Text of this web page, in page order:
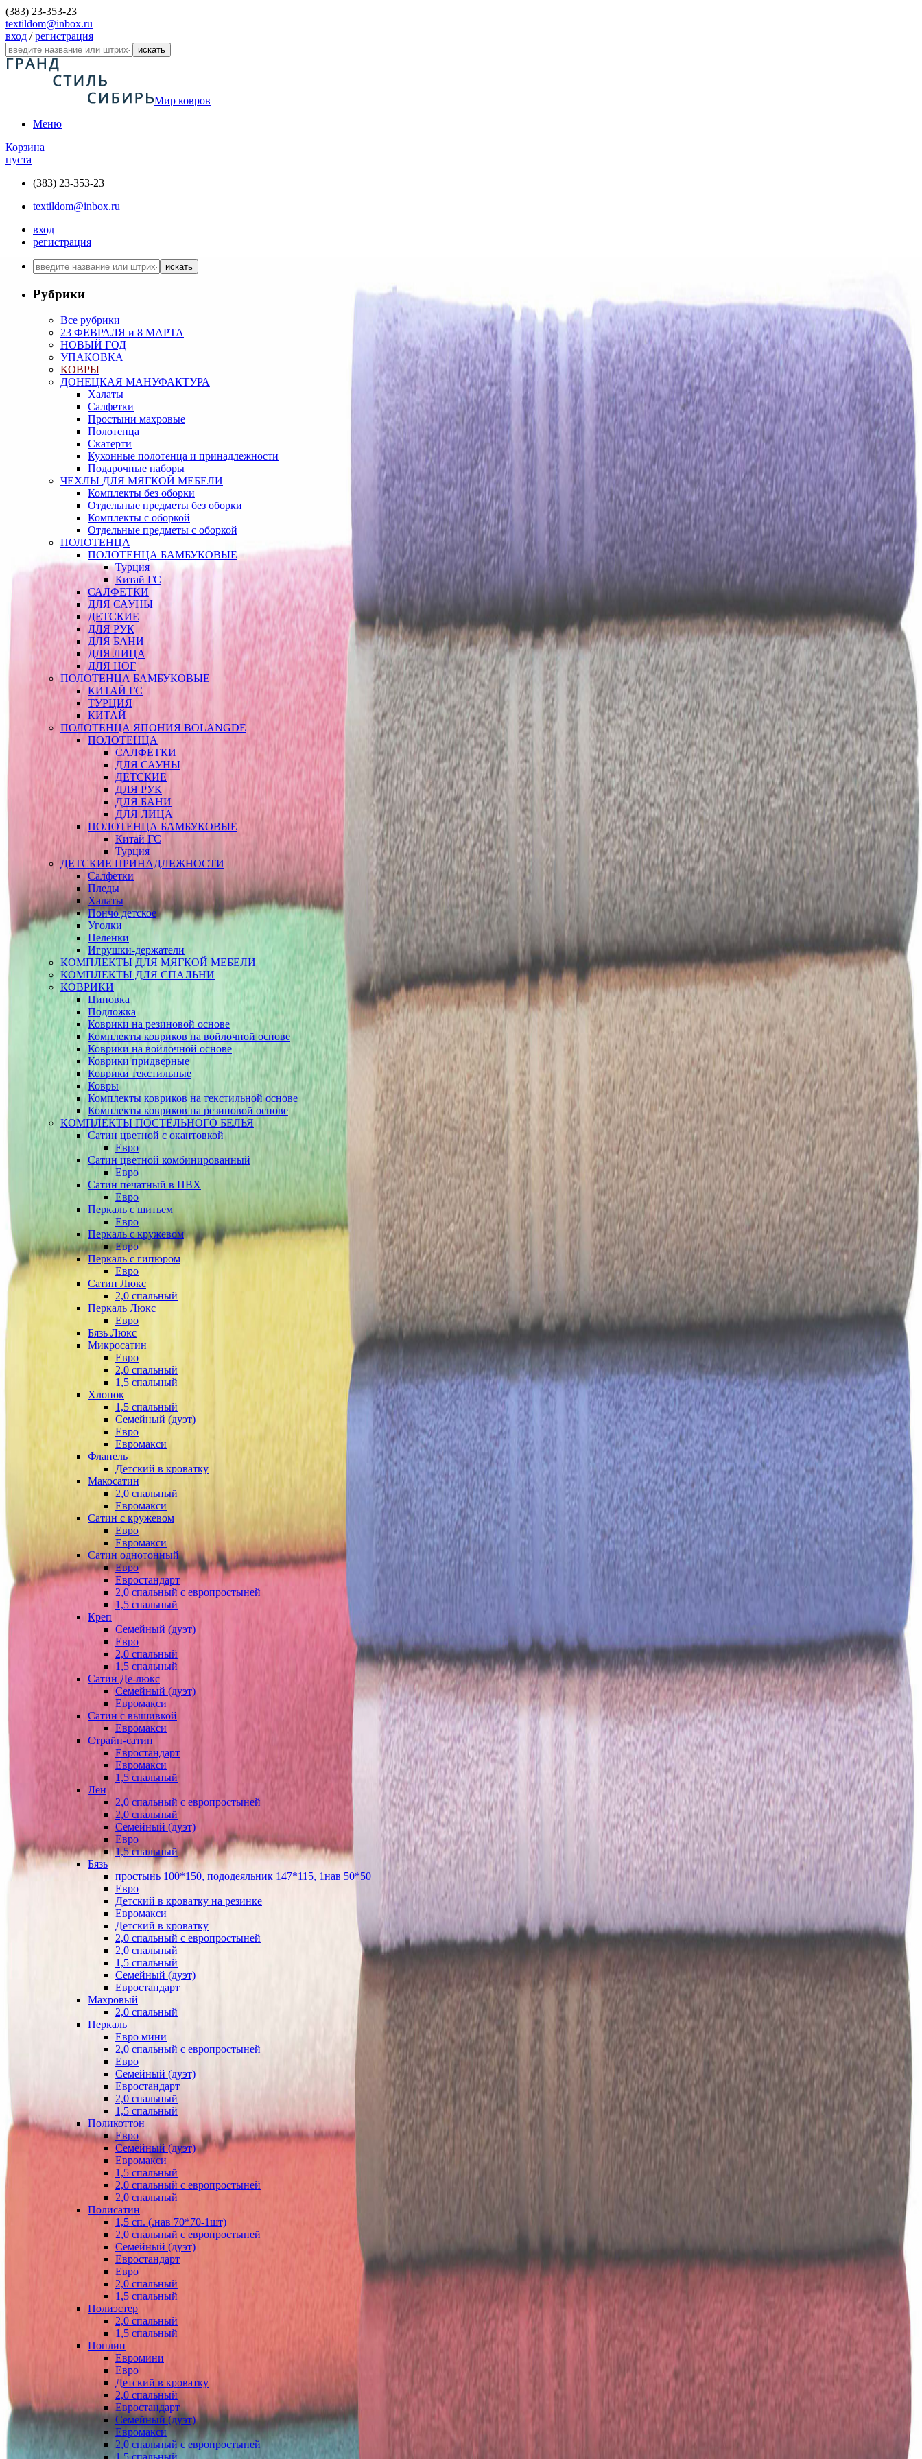
(383) 23-353-23
textildom@inbox.ru
вход /регистрация
искать
Мир ковров
Меню
Корзина
пуста
(383) 23-353-23
textildom@inbox.ru
вход
регистрация
искать
Рубрики
Все рубрики
23 ФЕВРАЛЯ и 8 МАРТА
НОВЫЙ ГОД
УПАКОВКА
КОВРЫ
ДОНЕЦКАЯ МАНУФАКТУРА
Халаты
Салфетки
Простыни махровые
Полотенца
Скатерти
Кухонные полотенца и принадлежности
Подарочные наборы
ЧЕХЛЫ ДЛЯ МЯГКОЙ МЕБЕЛИ
Комплекты без оборки
Отдельные предметы без оборки
Комплекты с оборкой
Отдельные предметы с оборкой
ПОЛОТЕНЦА
ПОЛОТЕНЦА БАМБУКОВЫЕ
Турция
Китай ГС
САЛФЕТКИ
ДЛЯ САУНЫ
ДЕТСКИЕ
ДЛЯ РУК
ДЛЯ БАНИ
ДЛЯ ЛИЦА
ДЛЯ НОГ
ПОЛОТЕНЦА БАМБУКОВЫЕ
КИТАЙ ГС
ТУРЦИЯ
КИТАЙ
ПОЛОТЕНЦА ЯПОНИЯ BOLANGDE
ПОЛОТЕНЦА
САЛФЕТКИ
ДЛЯ САУНЫ
ДЕТСКИЕ
ДЛЯ РУК
ДЛЯ БАНИ
ДЛЯ ЛИЦА
ПОЛОТЕНЦА БАМБУКОВЫЕ
Китай ГС
Турция
ДЕТСКИЕ ПРИНАДЛЕЖНОСТИ
Салфетки
Пледы
Халаты
Пончо детское
Уголки
Пеленки
Игрушки-держатели
КОМПЛЕКТЫ ДЛЯ МЯГКОЙ МЕБЕЛИ
КОМПЛЕКТЫ ДЛЯ СПАЛЬНИ
КОВРИКИ
Циновка
Подложка
Коврики на резиновой основе
Комплекты ковриков на войлочной основе
Коврики на войлочной основе
Коврики придверные
Коврики текстильные
Ковры
Комплекты ковриков на текстильной основе
Комплекты ковриков на резиновой основе
КОМПЛЕКТЫ ПОСТЕЛЬНОГО БЕЛЬЯ
Сатин цветной с окантовкой
Евро
Сатин цветной комбинированный
Евро
Сатин печатный в ПВХ
Евро
Перкаль с шитьем
Евро
Перкаль с кружевом
Евро
Перкаль с гипюром
Евро
Сатин Люкс
2,0 спальный
Перкаль Люкс
Евро
Бязь Люкс
Микросатин
Евро
2,0 спальный
1,5 спальный
Хлопок
1,5 спальный
Семейный (дуэт)
Евро
Евромакси
Фланель
Детский в кроватку
Макосатин
2,0 спальный
Евромакси
Сатин с кружевом
Евро
Евромакси
Сатин однотонный
Евро
Евростандарт
2,0 спальный с европростыней
1,5 спальный
Креп
Семейный (дуэт)
Евро
2,0 спальный
1,5 спальный
Сатин Де-люкс
Семейный (дуэт)
Евромакси
Сатин с вышивкой
Евромакси
Страйп-сатин
Евростандарт
Евромакси
1,5 спальный
Лен
2,0 спальный с европростыней
2,0 спальный
Семейный (дуэт)
Евро
1,5 спальный
Бязь
простынь 100*150, пододеяльник 147*115, 1нав 50*50
Евро
Детский в кроватку на резинке
Евромакси
Детский в кроватку
2,0 спальный с европростыней
2,0 спальный
1,5 спальный
Семейный (дуэт)
Евростандарт
Махровый
2,0 спальный
Перкаль
Евро мини
2,0 спальный с европростыней
Евро
Семейный (дуэт)
Евростандарт
2,0 спальный
1,5 спальный
Поликоттон
Евро
Семейный (дуэт)
Евромакси
1,5 спальный
2,0 спальный с европростыней
2,0 спальный
Полисатин
1,5 сп. (.нав 70*70-1шт)
2,0 спальный с европростыней
Семейный (дуэт)
Евростандарт
Евро
2,0 спальный
1,5 спальный
Полиэстер
2,0 спальный
1,5 спальный
Поплин
Евромини
Евро
Детский в кроватку
2,0 спальный
Евростандарт
Семейный (дуэт)
Евромакси
2,0 спальный с европростыней